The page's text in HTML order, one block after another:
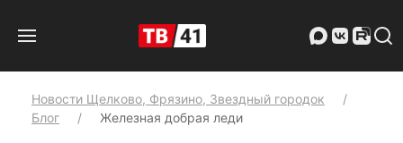
Новости Щелково, Фрязино, Звездный городок
Блог
Железная добрая леди